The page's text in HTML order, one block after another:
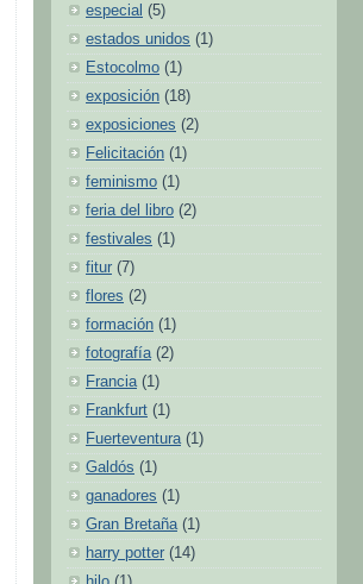
especial (5)
estados unidos (1)
Estocolmo (1)
exposición (18)
exposiciones (2)
Felicitación (1)
feminismo (1)
feria del libro (2)
festivales (1)
fitur (7)
flores (2)
formación (1)
fotografía (2)
Francia (1)
Frankfurt (1)
Fuerteventura (1)
Galdós (1)
ganadores (1)
Gran Bretaña (1)
harry potter (14)